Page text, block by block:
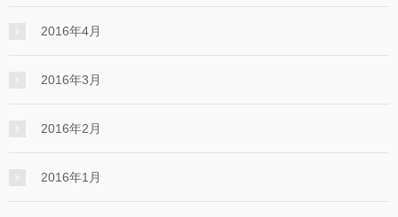
2016年4月
2016年3月
2016年2月
2016年1月